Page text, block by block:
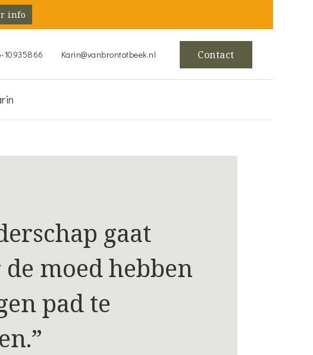
info
10935866 Karin@vanbrontotbeek.nl Contact
gaat
moed hebben
pad te